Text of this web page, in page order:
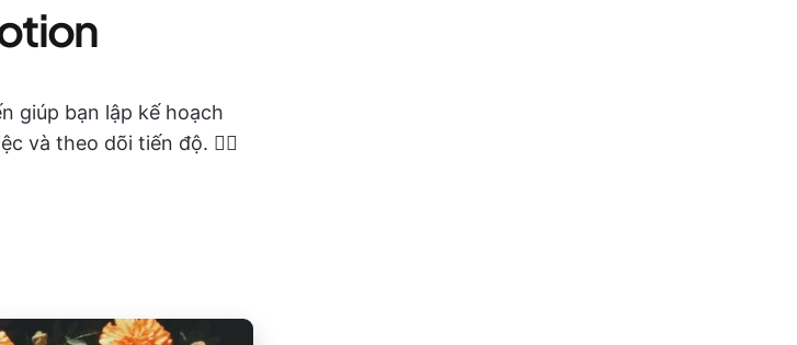
giúp bạn lập kế hoạch
và theo dõi tiến độ. 👇🏼